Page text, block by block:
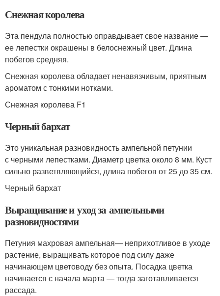
Снежная королева
Эта пендула полностью оправдывает свое название —
ее лепестки окрашены в белоснежный цвет. Длина
побегов средняя.
Снежная королева обладает ненавязчивым, приятным
ароматом с тонкими нотками.
Снежная королева F1
Черный бархат
Это уникальная разновидность ампельной петунии
с черными лепестками. Диаметр цветка около 8 мм. Куст
сильно разветвляющийся, длина побегов от 25 до 35 см.
Черный бархат
Выращивание и уход за ампельными
разновидностями
Петуния махровая ампельная— неприхотливое в уходе
растение, выращивать которое под силу даже
начинающем цветоводу без опыта. Посадка цветка
начинается с начала марта — тогда заготавливается
рассада.